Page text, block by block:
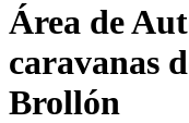
Área de
caravanas
Brollón